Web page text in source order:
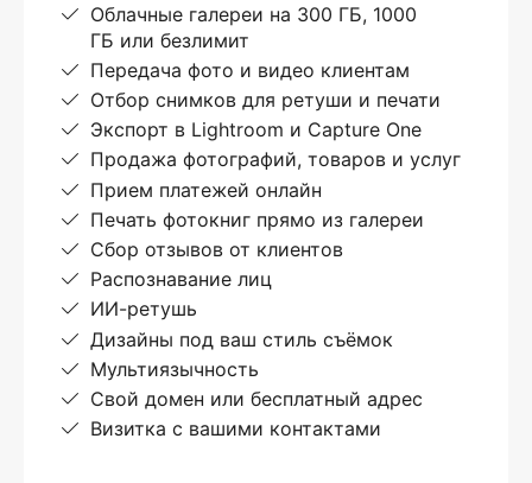
Облачные галереи на 300 ГБ, 1000
ГБ или безлимит
Передача фото и видео клиентам
Отбор снимков для ретуши и печати
Экспорт в Lightroom и Capture One
Продажа фотографий, товаров и услуг
Прием платежей онлайн
Печать фотокниг прямо из галереи
Сбор отзывов от клиентов
Распознавание лиц
ИИ-ретушь
Дизайны под ваш стиль съёмок
Мультиязычность
Свой домен или бесплатный адрес
Визитка с вашими контактами